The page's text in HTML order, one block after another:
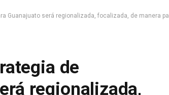
Guanajuato será regionalizada, focalizada, de manera
de
regionalizada,